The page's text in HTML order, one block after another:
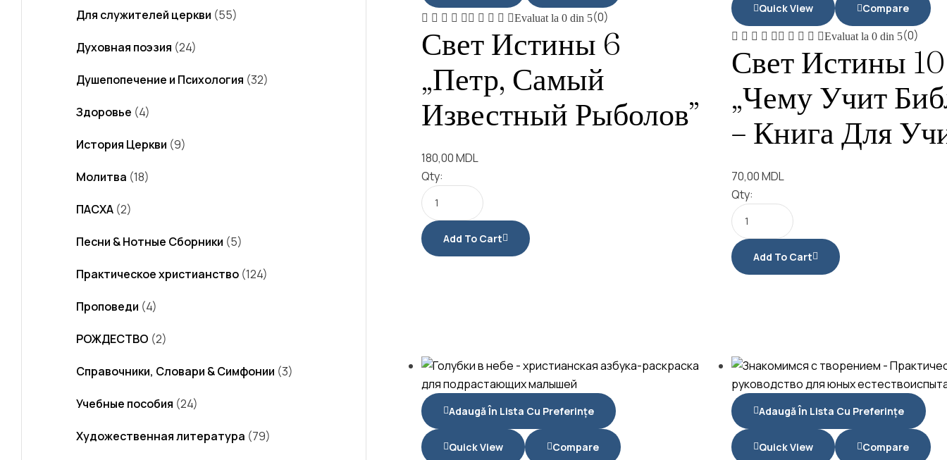
Evaluat la 0 din 5(0)
Свет Истины 6
„Петр, Самый
Известный Рыболов”
180,00MDL
Qty:
Add To Cart
Quick View Compare
Evaluat la 0 din 5(0)
Свет Истины 10
„Чему Учит
– Книга Для
70,00MDL
Qty:
Add To Cart
Adaugă În Lista Cu Preferințe
Quick View Compare
Adaugă În Lista Cu Preferințe
Quick View Compare
Для служителей церкви (55)
Духовная поэзия (24)
Душепопечение и Психология (32)
Здоровье (4)
История Церкви (9)
Молитва (18)
ПАСХА (2)
Песни & Нотные Сборники (5)
Практическое христианство (124)
Проповеди (4)
РОЖДЕСТВО (2)
Справочники, Словари & Симфонии (3)
Учебные пособия (24)
Художественная литература (79)